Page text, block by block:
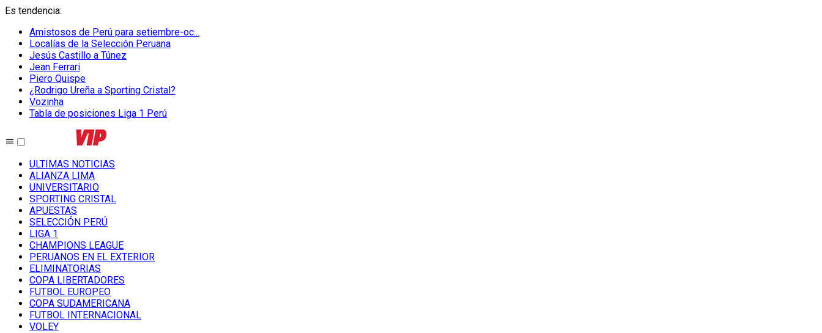
Es tendencia:
Amistosos de Perú para setiembre-oc...
Localías de la Selección Peruana
Jesús Castillo a Túnez
Jean Ferrari
Piero Quispe
¿Rodrigo Ureña a Sporting Cristal?
Vozinha
Tabla de posiciones Liga 1 Perú
ULTIMAS NOTICIAS
ALIANZA LIMA
UNIVERSITARIO
SPORTING CRISTAL
APUESTAS
SELECCIÓN PERÚ
LIGA 1
CHAMPIONS LEAGUE
PERUANOS EN EL EXTERIOR
ELIMINATORIAS
COPA LIBERTADORES
FUTBOL EUROPEO
COPA SUDAMERICANA
FUTBOL INTERNACIONAL
VOLEY